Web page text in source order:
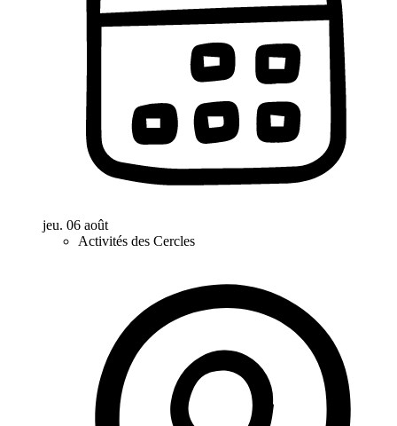
jeu. 06 août
Activités des Cercles